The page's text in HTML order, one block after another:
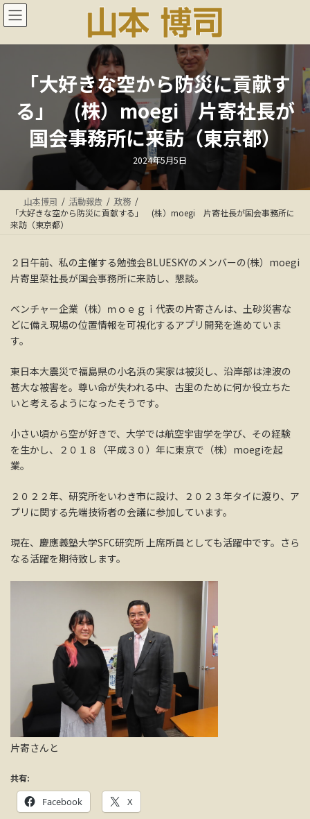
コ
ン
ン
ナ
ビ
ー
「大好きな空から防災に貢献す
る」 (株）moegi 片寄社長が
国会事務所に来訪（東京都）
最
終
新
日
時
:
2024年5月5日
山本博司 活動報告
政務
「大好きな空から防災に貢献する」 (株）moegi 片寄社長が国会事務所に
来訪（東京都）
２日午前、私の主催する勉強会BLUESKYのメンバーの(株）moegi
片寄里菜社長が国会事務所に来訪し、懇談。
ベンチャー企業（株）ｍｏｅｇｉ代表の片寄さんは、土砂災害な
どに備え現場の位置情報を可視化するアプリ開発を進めていま
す。
東日本大震災で福島県の小名浜の実家は被災し、沿岸部は津波の
甚大な被害を。尊い命が失われる中、古里のために何か役立ちた
いと考えるようになったそうです。
小さい頃から空が好きで、大学では航空宇宙学を学び、その経験
を生かし、２０１８（平成３０）年に東京で（株）moegiを起
業。
２０２２年、研究所をいわき市に設け、２０２３年タイに渡り、ア
プリに関する先端技術者の会議に参加しています。
現在、慶應義塾大学SFC研究所 上席所員としても活躍中です。さら
なる活躍を期待致します。
片寄さんと
共有:
Facebook X